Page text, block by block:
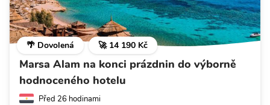
🌴 Dovolená 🚀 14 190 Kč
Marsa Alam na konci prázdnin do výborně
hodnoceného hotelu
Před 26 hodinami